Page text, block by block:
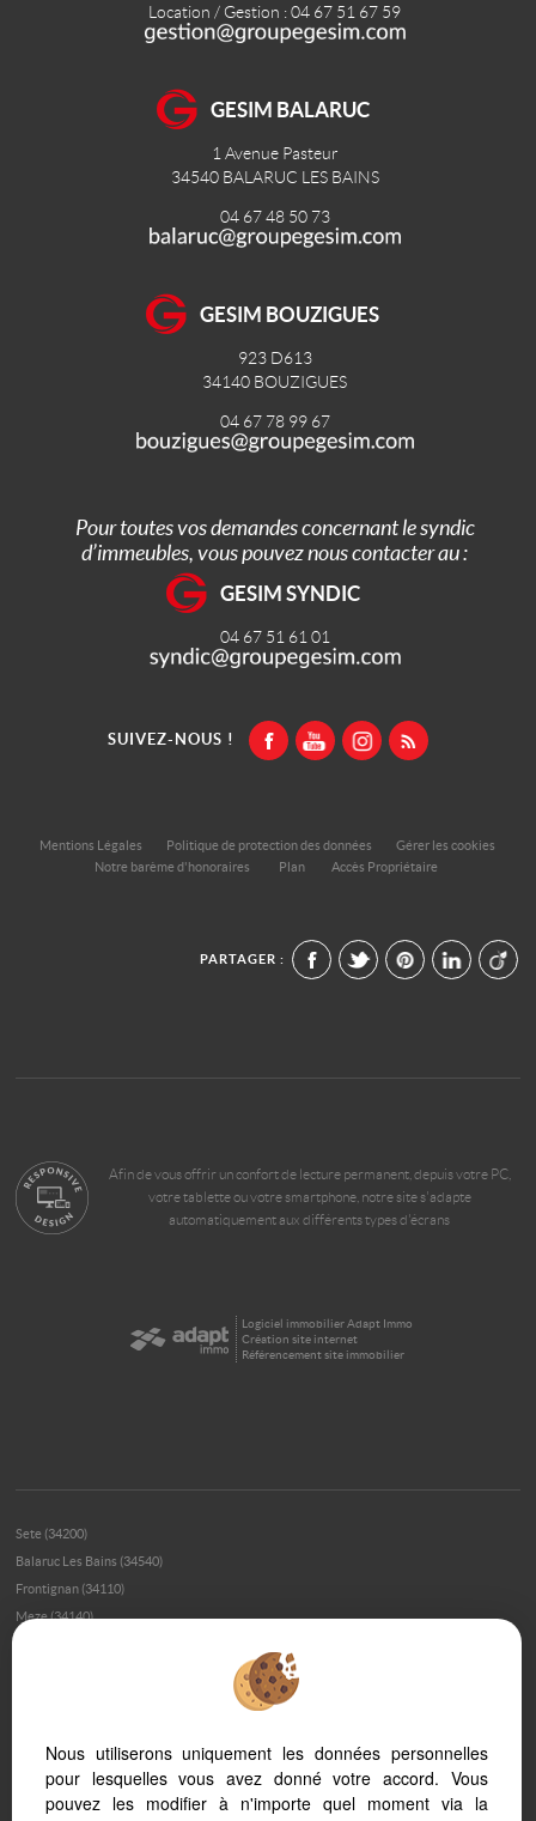
Location / Gestion : 04 67 51 67 59
GESIM BALARUC
1 Avenue Pasteur
34540 BALARUC LES BAINS
04 67 48 50 73
GESIM BOUZIGUES
923 D613
34140 BOUZIGUES
04 67 78 99 67
Pour toutes vos demandes concernant le syndic
d’immeubles, vous pouvez nous contacter au :
GESIM SYNDIC
04 67 51 61 01
SUIVEZ-NOUS !
Mentions Légales Politique de protection des données
Gérer les cookies
Notre barème d'honoraires
Plan Accès Propriétaire
PARTAGER :
Afin de vous offrir un confort de lecture permanent, depuis votre PC,
votre tablette ou votre smartphone, notre site s'adapte
automatiquement aux différents types d'écrans
Logiciel immobilier Adapt Immo
Création site internet
Référencement site immobilier
Sete (34200)
Balaruc Les Bains (34540)
Frontignan (34110)
Meze (34140)
Marseillan (34340)
Palavas Les Flots (34250)
Montpellier (34080)
Nous utiliserons uniquement les données personnelles
pour lesquelles vous avez donné votre accord. Vous
pouvez les modifier à n'importe quel moment via la